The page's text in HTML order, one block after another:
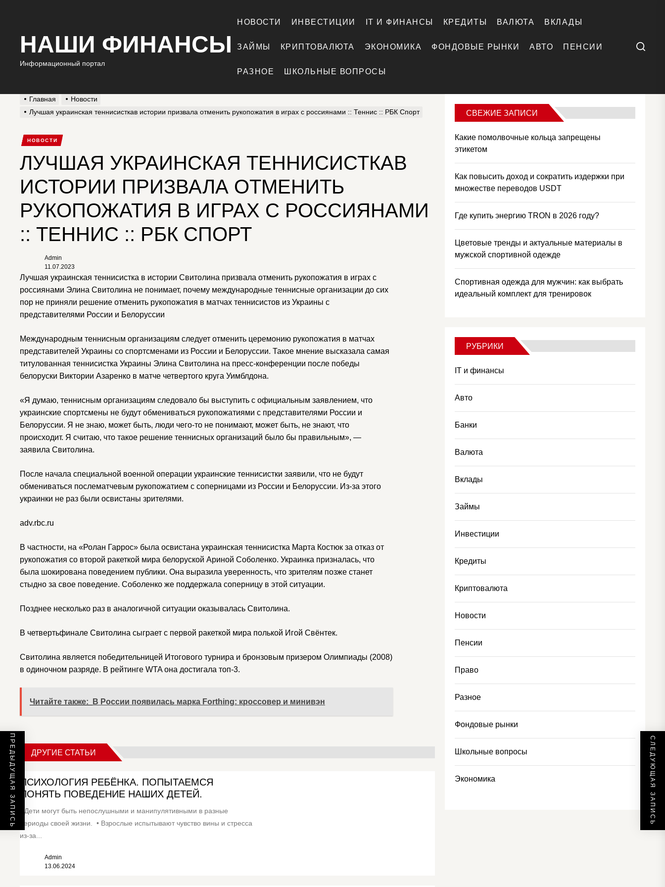
НАШИ ФИНАНСЫ
Информационный портал
НОВОСТИ ИНВЕСТИЦИИ IT И ФИНАНСЫ КРЕДИТЫ ВАЛЮТА ВКЛАДЫ
ЗАЙМЫ КРИПТОВАЛЮТА ЭКОНОМИКА ФОНДОВЫЕ РЫНКИ АВТО ПЕНСИИ
РАЗНОЕ ШКОЛЬНЫЕ ВОПРОСЫ
Поиск
Главная
Новости
Лучшая украинская теннисисткав истории призвала отменить рукопожатия в играх с россиянами :: Теннис :: РБК Спорт
НОВОСТИ
ЛУЧШАЯ УКРАИНСКАЯ ТЕННИСИСТКАВ
ИСТОРИИ ПРИЗВАЛА ОТМЕНИТЬ
РУКОПОЖАТИЯ В ИГРАХ С РОССИЯНАМИ
:: ТЕННИС :: РБК СПОРТ
Admin
11.07.2023
Лучшая украинская теннисистка в истории Свитолина призвала отменить рукопожатия в играх с
россиянами Элина Свитолина не понимает, почему международные теннисные организации до сих
пор не приняли решение отменить рукопожатия в матчах теннисистов из Украины с
представителями России и Белоруссии
Международным теннисным организациям следует отменить церемонию рукопожатия в матчах
представителей Украины со спортсменами из России и Белоруссии. Такое мнение высказала самая
титулованная теннисистка Украины Элина Свитолина на пресс-конференции после победы
белоруски Виктории Азаренко в матче четвертого круга Уимблдона.
«Я думаю, теннисным организациям следовало бы выступить с официальным заявлением, что
украинские спортсмены не будут обмениваться рукопожатиями с представителями России и
Белоруссии. Я не знаю, может быть, люди чего-то не понимают, может быть, не знают, что
происходит. Я считаю, что такое решение теннисных организаций было бы правильным», —
заявила Свитолина.
После начала специальной военной операции украинские теннисистки заявили, что не будут
обмениваться послематчевым рукопожатием с соперницами из России и Белоруссии. Из-за этого
украинки не раз были освистаны зрителями.
adv.rbc.ru
В частности, на «Ролан Гаррос» была освистана украинская теннисистка Марта Костюк за отказ от
рукопожатия со второй ракеткой мира белоруской Ариной Соболенко. Украинка призналась, что
была шокирована поведением публики. Она выразила уверенность, что зрителям позже станет
стыдно за свое поведение. Соболенко же поддержала соперницу в этой ситуации.
Позднее несколько раз в аналогичной ситуации оказывалась Свитолина.
В четвертьфинале Свитолина сыграет с первой ракеткой мира полькой Игой Свёнтек.
Свитолина является победительницей Итогового турнира и бронзовым призером Олимпиады (2008)
в одиночном разряде. В рейтинге WTA она достигала топ-3.
Читайте также: В России появилась марка Forthing: кроссовер и минивэн
ПРЕДЫДУЩАЯ ЗАПИСЬ СЛЕДУЮЩАЯ ЗАПИСЬ
ДРУГИЕ СТАТЬИ
ПСИХОЛОГИЯ РЕБЁНКА. ПОПЫТАЕМСЯ
ПОНЯТЬ ПОВЕДЕНИЕ НАШИХ ДЕТЕЙ.
• Дети могут быть непослушными и манипулятивными в разные
периоды своей жизни. • Взрослые испытывают чувство вины и стресса
из-за...
Admin
13.06.2024
СВЕЖИЕ ЗАПИСИ
Какие помолвочные кольца запрещены
этикетом
Как повысить доход и сократить издержки при
множестве переводов USDT
Где купить энергию TRON в 2026 году?
Цветовые тренды и актуальные материалы в
мужской спортивной одежде
Спортивная одежда для мужчин: как выбрать
идеальный комплект для тренировок
РУБРИКИ
IT и финансы
Авто
Банки
Валюта
Вклады
Займы
Инвестиции
Кредиты
Криптовалюта
Новости
Пенсии
Право
Разное
Фондовые рынки
Школьные вопросы
Экономика